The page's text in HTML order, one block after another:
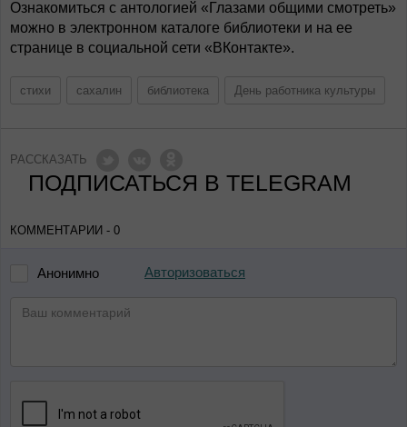
Ознакомиться с антологией «Глазами общими смотреть»
можно в электронном каталоге библиотеки и на ее
странице в социальной сети «ВКонтакте».
стихи сахалин библиотека День работника культуры
РАССКАЗАТЬ
ПОДПИСАТЬСЯ В TELEGRAM
КОММЕНТАРИИ - 0
Анонимно Авторизоваться